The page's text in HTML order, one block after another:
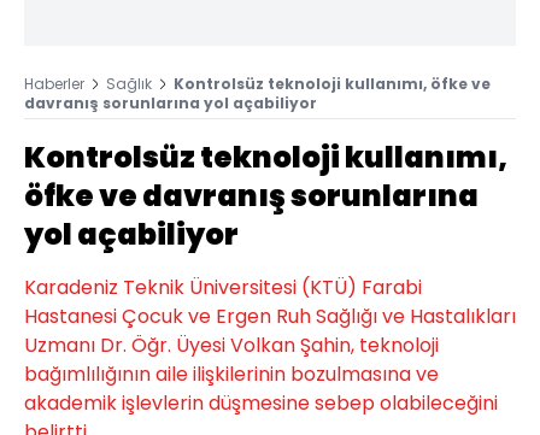
Haberler Sağlık
Kontrolsüz teknoloji kullanımı, öfke ve
davranış sorunlarına yol açabiliyor
Kontrolsüz teknoloji kullanımı,
öfke ve davranış sorunlarına
yol açabiliyor
Karadeniz Teknik Üniversitesi (KTÜ) Farabi
Hastanesi Çocuk ve Ergen Ruh Sağlığı ve Hastalıkları
Uzmanı Dr. Öğr. Üyesi Volkan Şahin, teknoloji
bağımlılığının aile ilişkilerinin bozulmasına ve
akademik işlevlerin düşmesine sebep olabileceğini